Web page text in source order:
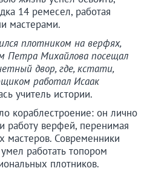
14 ремесел, работая
мастерами.
плотником на верфях,
Петра Михайлова посещал
двор, где, кстати,
работал Исаак
учитель истории.
кораблестроение: он лично
работу верфей, перенимая
мастеров. Современники
работать топором
плотников.